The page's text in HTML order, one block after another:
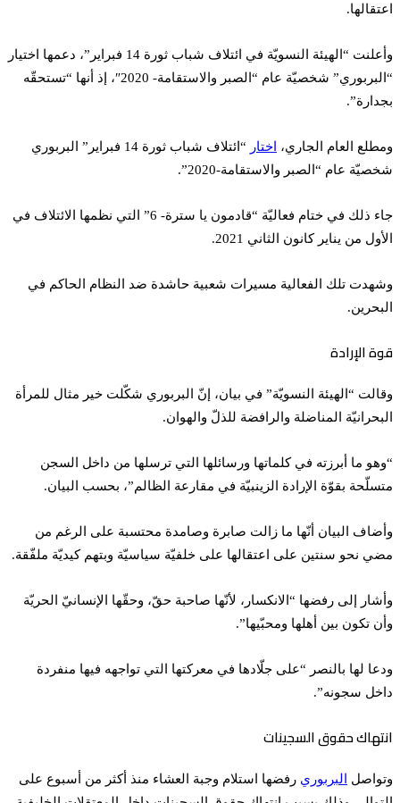
اعتقالها.
وأعلنت “الهيئة النسويّة في ائتلاف شباب ثورة 14 فبراير”، دعمها اختيار
“البربوري” شخصيّة عام “الصبر والاستقامة- 2020″، إذ أنها “تستحقّه
بجدارة”.
ومطلع العام الجاري، اختار
“ائتلاف شباب ثورة 14 فبراير” البربوري
شخصيّة عام “الصبر والاستقامة-2020”.
جاء ذلك في ختام فعاليّة “قادمون يا سترة- 6” التي نظمها الائتلاف في
الأول من يناير كانون الثاني 2021.
وشهدت تلك الفعالية مسيرات شعبية حاشدة ضد النظام الحاكم في
البحرين.
قوة الإرادة
وقالت “الهيئة النسويّة” في بيان، إنّ البربوري شكّلت خير مثال للمرأة
البحرانيّة المناضلة والرافضة للذلّ والهوان.
“وهو ما أبرزته في كلماتها ورسائلها التي ترسلها من داخل السجن
متسلّحة بقوّة الإرادة الزينبيّة في مقارعة الظالم”، بحسب البيان.
وأضاف البيان أنّها ما زالت صابرة وصامدة محتسبة على الرغم من
مضي نحو سنتين على اعتقالها على خلفيّة سياسيّة وبتهم كيديّة ملفّقة.
وأشار إلى رفضها “الانكسار، لأنّها صاحبة حقّ، وحقّها الإنسانيّ الحريّة
وأن تكون بين أهلها ومحبّيها”.
ودعا لها بالنصر “على جلّادها في معركتها التي تواجهه فيها منفردة
داخل سجونه”.
انتهاك حقوق السجينات
وتواصل البربوريرفضها استلام وجبة العشاء منذ أكثر من أسبوع على